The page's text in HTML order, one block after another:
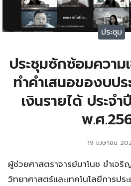
ประชุม
ประชุมซักซ้อมความ
ทำคำเสนอของบป
เงินรายได้ ประจ
พ.ศ
19 เมษายน
ผู้ช่วยศาสตราจารย์มาโนช ขำเ
วิทยาศาสตร์และเทคโนโลยีการป